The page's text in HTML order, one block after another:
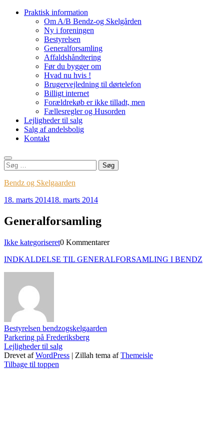
ViderePraktisk information
Om A/B Bendz-og Skelgården
Ny i foreningen
Bestyrelsen
Generalforsamling
Affaldshåndtering
Før du bygger om
Hvad nu hvis !
Brugervejledning til dørtelefon
Billigt internet
Forældrekøb er ikke tilladt, men
Fællesregler og Husorden
Lejligheder til salg
Salg af andelsbolig
Kontakt
Søg
efter:
Bendz og Skelgaarden
18. marts 201418. marts 2014
Generalforsamling
Kategorier
Ikke kategoriseret0 Kommentarer
INDKALDELSE TIL GENERALFORSAMLING I BENDZ
Bestyrelsen bendzogskelgaarden
Indlægsnavigation
Parkering på Frederiksberg
Lejligheder til salg
Drevet afWordPress | Zillah tema afThemeisle
Tilbage til toppen